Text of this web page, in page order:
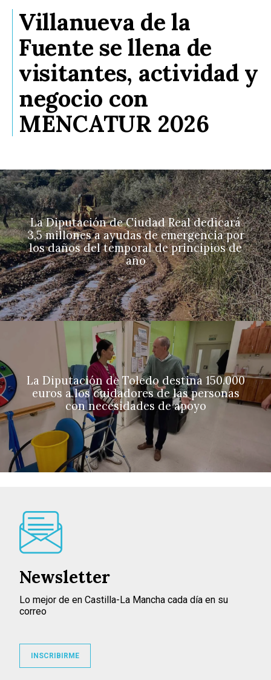
Villanueva de la
Fuente se llena de
visitantes, actividad y
negocio con
MENCATUR 2026
La Diputación de Ciudad Real dedicará
3,5 millones a ayudas de emergencia por
los daños del temporal de principios de
año
La Diputación de Toledo destina 150.000
euros a los cuidadores de las personas
con necesidades de apoyo
Newsletter
Lo mejor de en Castilla-La Mancha cada día en su
correo
INSCRIBIRME